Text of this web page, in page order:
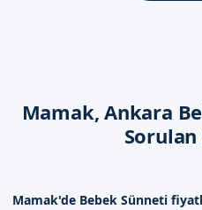
için ağrı kesiciler verilmekte
Bu süre zarfında, bebeklerin
süre zarfında, bebeklerin
Mamak, Ankara
Mamak'de Bebek Sünneti